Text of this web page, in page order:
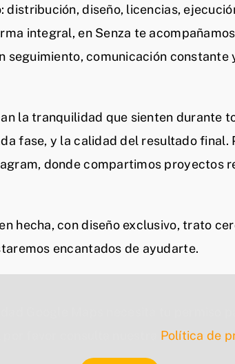
distribución, diseño, licencias,
integral, en Senza te
seguimiento, comunicación constante
la tranquilidad que sienten durante
fase, y la calidad del resultado final.
donde compartimos proyectos
hecha, con diseño exclusivo, trato
encantados de ayudarte.
Política de